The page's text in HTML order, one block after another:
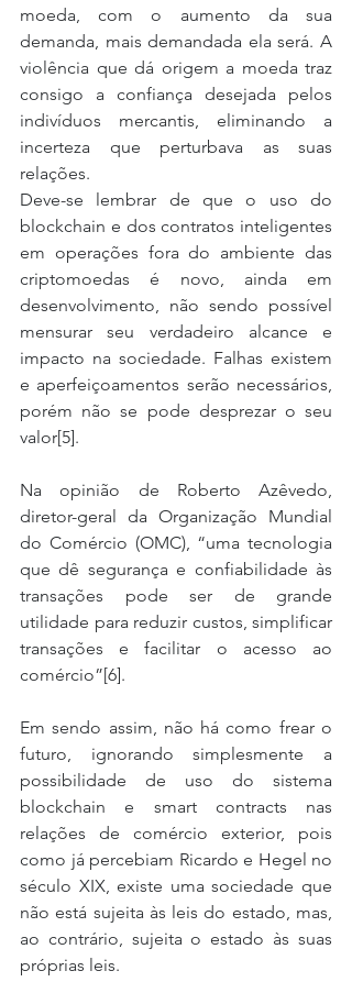
moeda, com o aumento da sua
demanda, mais demandada ela será. A
violência que dá origem a moeda traz
consigo a confiança desejada pelos
indivíduos mercantis, eliminando a
incerteza que perturbava as suas
relações.
Deve-se lembrar de que o uso do
blockchain e dos contratos inteligentes
em operações fora do ambiente das
criptomoedas é novo, ainda em
desenvolvimento, não sendo possível
mensurar seu verdadeiro alcance e
impacto na sociedade. Falhas existem
e aperfeiçoamentos serão necessários,
porém não se pode desprezar o seu
valor[5].
Na opinião de Roberto Azêvedo,
diretor-geral da Organização Mundial
do Comércio (OMC), “uma tecnologia
que dê segurança e confiabilidade às
transações pode ser de grande
utilidade para reduzir custos, simplificar
transações e facilitar o acesso ao
comércio”[6].
Em sendo assim, não há como frear o
futuro, ignorando simplesmente a
possibilidade de uso do sistema
blockchain e smart contracts nas
relações de comércio exterior, pois
como já percebiam Ricardo e Hegel no
século XIX, existe uma sociedade que
não está sujeita às leis do estado, mas,
ao contrário, sujeita o estado às suas
próprias leis.